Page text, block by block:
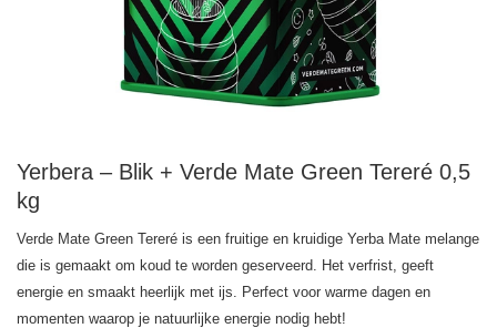
Yerbera – Blik + Verde Mate Green Tereré 0,5
kg
Verde Mate Green Tereré is een fruitige en kruidige Yerba Mate melange
die is gemaakt om koud te worden geserveerd. Het verfrist, geeft
energie en smaakt heerlijk met ijs. Perfect voor warme dagen en
momenten waarop je natuurlijke energie nodig hebt!